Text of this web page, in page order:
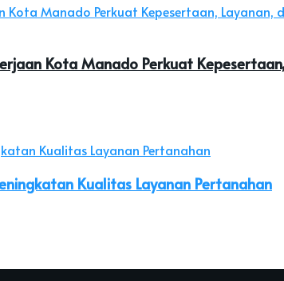
Kota Manado Perkuat
Kualitas Layanan Pertanahan